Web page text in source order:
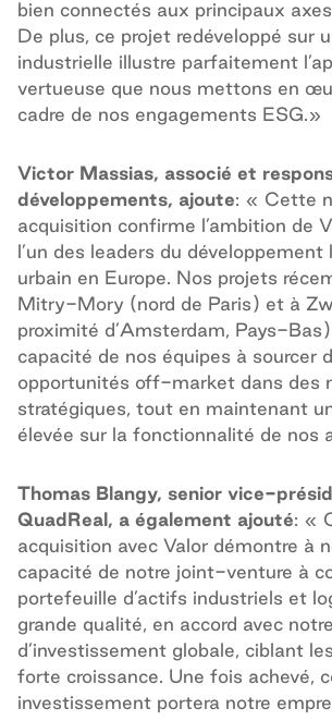
bien connectés aux principaux
De plus, ce projet redéveloppé sur
industrielle illustre parfaitement
vertueuse que nous mettons en
cadre de nos engagements ESG.»
Victor Massias, associé et
développements, ajoute: « Cette
acquisition confirme l’ambition de
l’un des leaders du développement
urbain en Europe. Nos projets
Mitry-Mory (nord de Paris) et à
proximité d’Amsterdam, Pays-
capacité de nos équipes à sourcer
opportunités off-market dans des
stratégiques, tout en maintenant
élevée sur la fonctionnalité de nos
Thomas Blangy, senior vice-
QuadReal, a également ajouté: «
acquisition avec Valor démontre à
capacité de notre joint-venture à
portefeuille d’actifs industriels et
grande qualité, en accord avec
d’investissement globale, ciblant
forte croissance. Une fois achevé,
investissement portera notre